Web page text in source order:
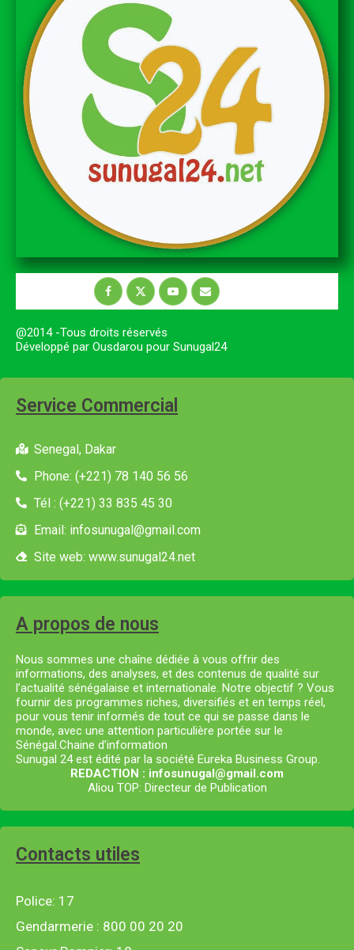
@2014 -Tous droits réservés
Développé par Ousdarou pour Sunugal24
Service Commercial
Senegal, Dakar
Phone: (+221) 78 140 56 56
Tél : (+221) 33 835 45 30
Email: infosunugal@gmail.com
Site web: www.sunugal24.net
A propos de nous
Nous sommes une chaîne dédiée à vous offrir des
informations, des analyses, et des contenus de qualité sur
l’actualité sénégalaise et internationale. Notre objectif ? Vous
fournir des programmes riches, diversifiés et en temps réel,
pour vous tenir informés de tout ce qui se passe dans le
monde, avec une attention particulière portée sur le
Sénégal.Chaine d’information
Sunugal 24 est édité par la société Eureka Business Group.
REDACTION : infosunugal@gmail.com
Aliou TOP: Directeur de Publication
Contacts utiles
Police: 17
Gendarmerie : 800 00 20 20